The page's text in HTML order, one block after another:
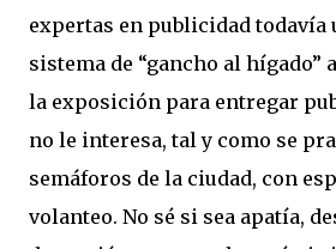
expertas en publicidad
sistema de “gancho al hígado”
la exposición para entregar
no le interesa, tal y como se
semáforos de la ciudad, con
volanteo. No sé si sea apatía,